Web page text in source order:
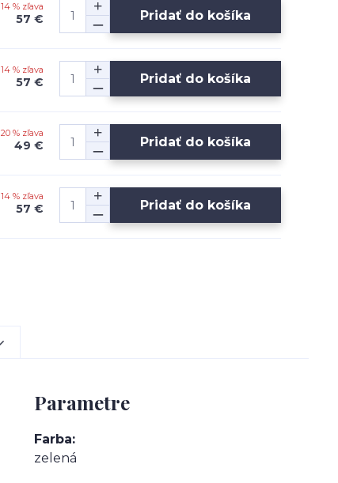
14 % zľava
57 € Pridať do košíka
14 % zľava
57 € Pridať do košíka
20 % zľava
49 € Pridať do košíka
14 % zľava
57 € Pridať do košíka
Parametre
Farba
zelená